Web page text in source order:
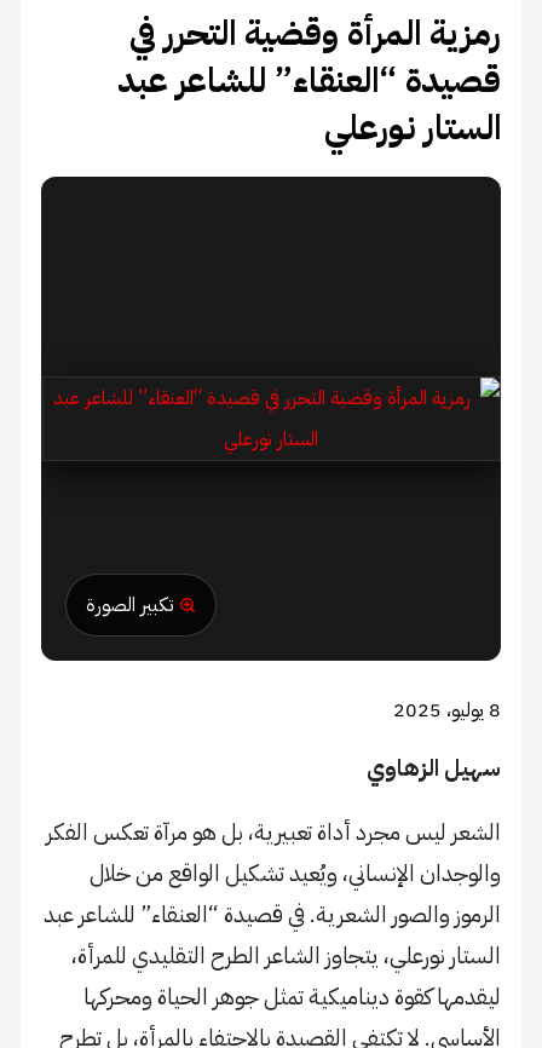
رمزية المرأة وقضية التحرر في
قصيدة “العنقاء” للشاعر عبد
الستار نورعلي
تكبير الصورة
8 يوليو، 2025
سهيل الزهاوي
الشعر ليس مجرد أداة تعبيرية، بل هو مرآة تعكس الفكر
والوجدان الإنساني، ويُعيد تشكيل الواقع من خلال
الرموز والصور الشعرية. في قصيدة “العنقاء” للشاعر عبد
الستار نورعلي، يتجاوز الشاعر الطرح التقليدي للمرأة،
ليقدمها كقوة ديناميكية تمثل جوهر الحياة ومحركها
الأساسي. لا تكتفي القصيدة بالاحتفاء بالمرأة، بل تطرح